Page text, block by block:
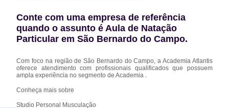
Conte com uma empresa de referência
quando o assunto é Aula de Natação
Particular em São Bernardo do Campo.
Com foco na região de São Bernardo do Campo, a Academia Atlantis
oferece atendimento com profissionais qualificados que possuem
ampla experiência no segmento de Academia .
Conheça mais sobre
Studio Personal Musculação